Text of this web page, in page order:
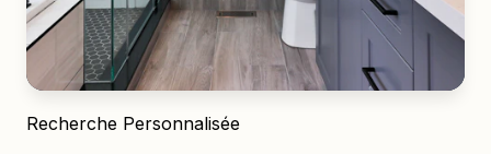
Recherche Personnalisée